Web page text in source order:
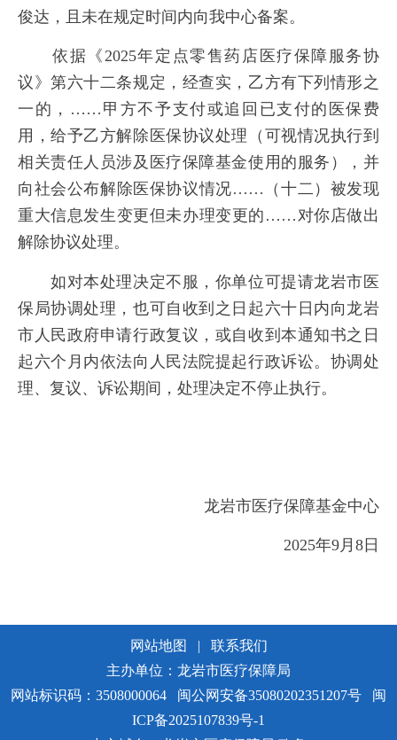
俊达，且未在规定时间内向我中心备案。
依据《2025年定点零售药店医疗保障服务协
议》第六十二条规定，经查实，乙方有下列情形之
一的，……甲方不予支付或追回已支付的医保费
用，给予乙方解除医保协议处理（可视情况执行到
相关责任人员涉及医疗保障基金使用的服务），并
向社会公布解除医保协议情况……（十二）被发现
重大信息发生变更但未办理变更的……对你店做出
解除协议处理。
如对本处理决定不服，你单位可提请龙岩市医
保局协调处理，也可自收到之日起六十日内向龙岩
市人民政府申请行政复议，或自收到本通知书之日
起六个月内依法向人民法院提起行政诉讼。协调处
理、复议、诉讼期间，处理决定不停止执行。
龙岩市医疗保障基金中心
2025年9月8日
网站地图 |
联系我们
主办单位：龙岩市医疗保障局
网站标识码：3508000064
闽公网安备35080202351207号
闽
ICP备2025107839号-1